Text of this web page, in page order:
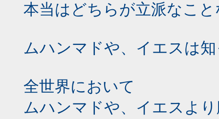
本当はどちらが立派なこ
ムハンマドや、イエスは
全世界において
ムハンマドや、イエスよ